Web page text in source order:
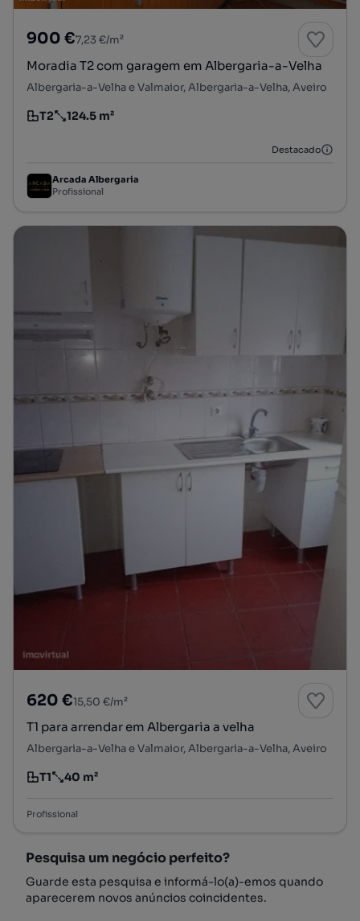
900 €7,23 €/m²
Moradia T2 com garagem em Albergaria-a-Velha
Albergaria-a-Velha e Valmaior, Albergaria-a-Velha, Aveiro
Tipologia
T2
Preço por metro quadrado
124.5 m²
Destacado
Arcada Albergaria
Profissional
620 €15,50 €/m²
T1 para arrendar em Albergaria a velha
Albergaria-a-Velha e Valmaior, Albergaria-a-Velha, Aveiro
Tipologia
T1
Preço por metro quadrado
40 m²
Profissional
Pesquisa um negócio perfeito?
Guarde esta pesquisa e informá-lo(a)-emos quando
aparecerem novos anúncios coincidentes.